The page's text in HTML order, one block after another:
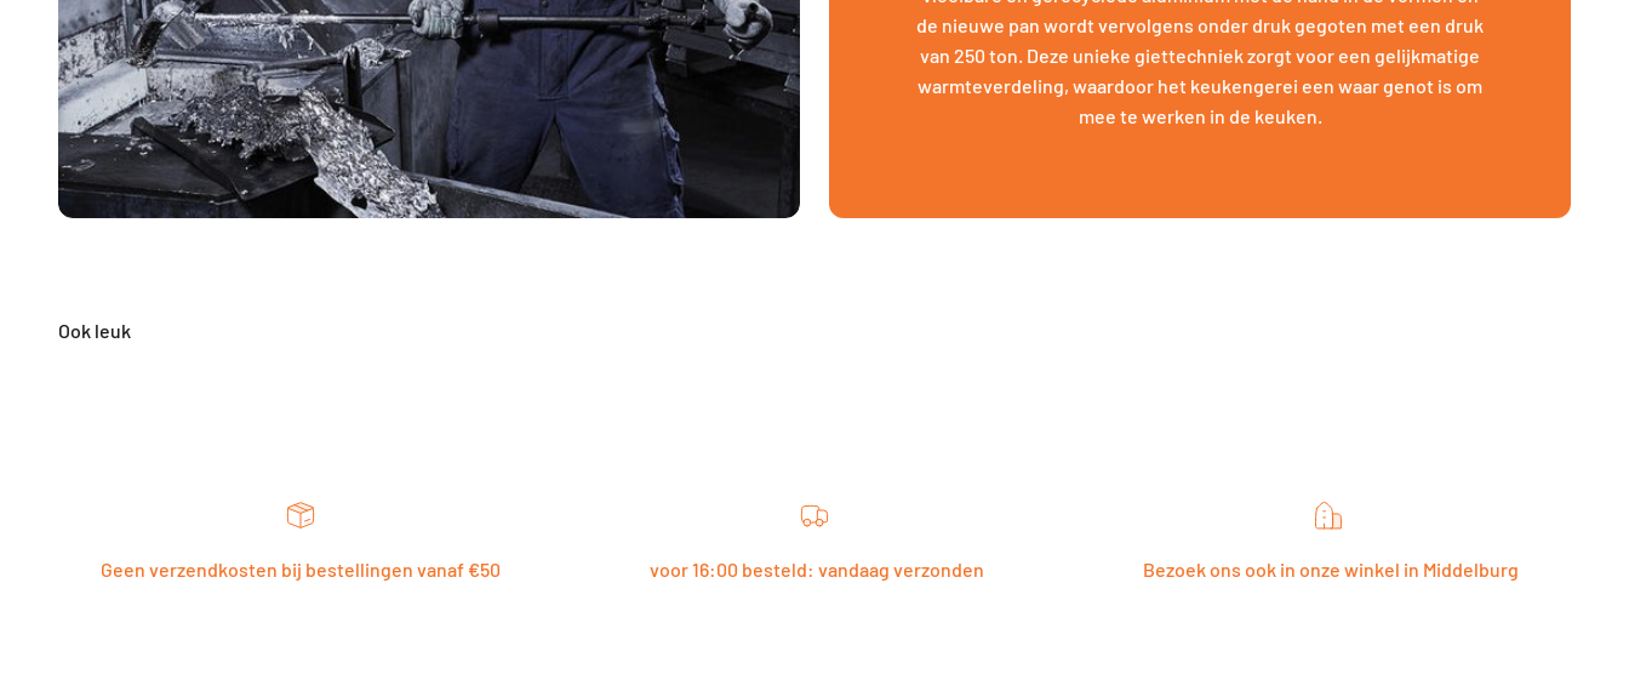
de nieuwe pan wordt vervolgens onder druk gegoten met een druk
van 250 ton. Deze unieke giettechniek zorgt voor een gelijkmatige
warmteverdeling, waardoor het keukengerei een waar genot is om
mee te werken in de keuken.
Geen verzendkosten bij bestellingen vanaf €50 voor 16:00 besteld: vandaag verzonden Bezoek ons ook in onze winkel in Middelburg